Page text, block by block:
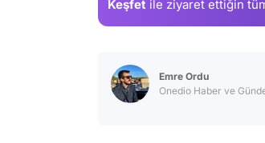
Keşfet ile ziyaret ettiğin
Emre Ordu
Onedio Haber ve